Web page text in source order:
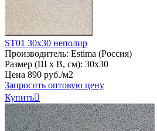
ST01 30х30 неполир
Производитель: Estima (Россия)
Размер (Ш х В, см): 30х30
Цена 890 руб./м2
Запросить оптовую цену
Купить